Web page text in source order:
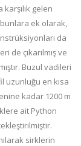
gelen
ek olarak,
da
de çıkarılmış ve
Buzul vadileri
uzunluğu en kısa
kadar 1200 m
ait Python
sirklerin